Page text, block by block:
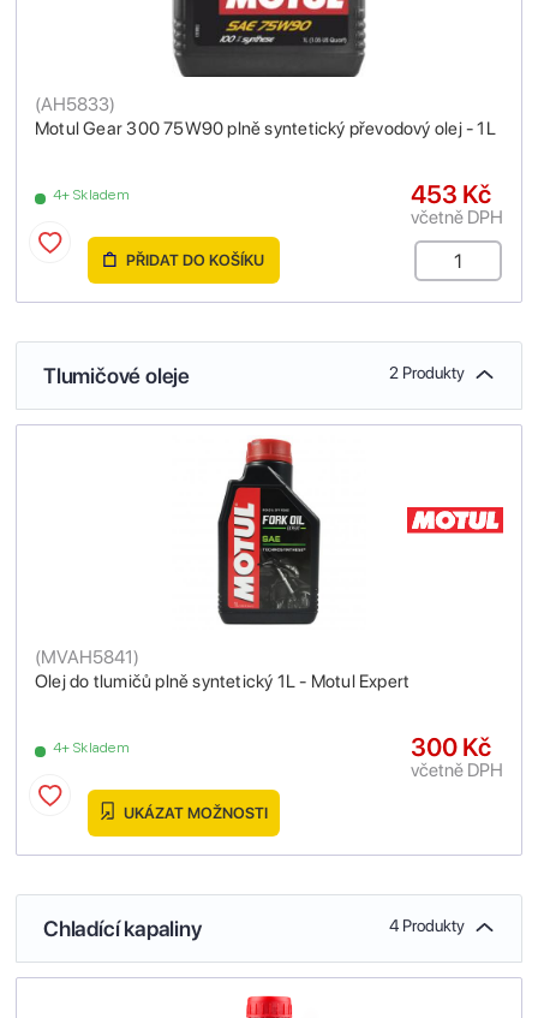
Motul Gear 300 75W90 plně syntetický převodový olej - 1L
(AH5833)
4+ Skladem 453 Kč
včetně DPH
PŘIDAT DO KOŠÍKU
Tlumičové oleje 2 Produkty
Olej do tlumičů plně syntetický 1L - Motul Expert
(MVAH5841)
4+ Skladem 300 Kč
včetně DPH
UKÁZAT MOŽNOSTI
Chladící kapaliny 4 Produkty